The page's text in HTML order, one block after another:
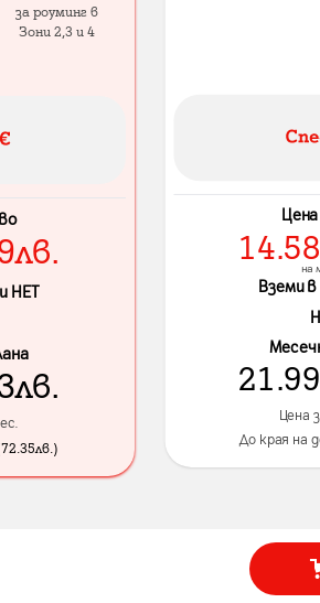
за роуминг в
Зони 2,3 и 4
лв.
НЕТ
лв.
72.35лв. )
14.58
на
Вземи
21.99
Цена
До края на